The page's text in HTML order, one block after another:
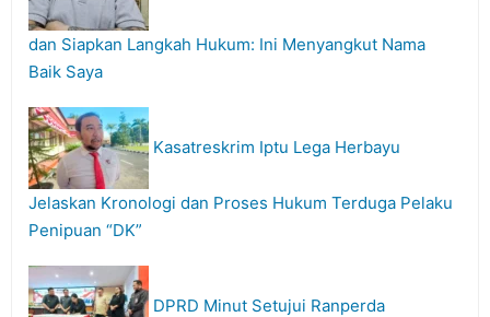
dan Siapkan Langkah Hukum: Ini Menyangkut Nama
Baik Saya
Kasatreskrim Iptu Lega Herbayu
Jelaskan Kronologi dan Proses Hukum Terduga Pelaku
Penipuan “DK”
DPRD Minut Setujui Ranperda